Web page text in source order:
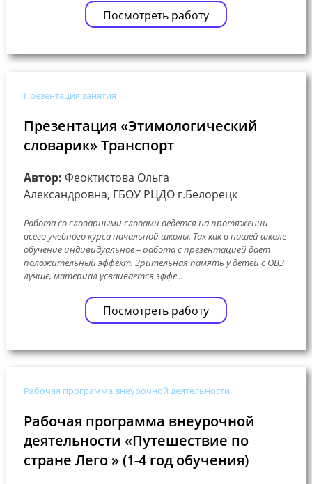
Посмотреть работу
Презентация занятия
Презентация «Этимологический
словарик» Транспорт
Автор: Феоктистова Ольга
Александровна, ГБОУ РЦДО г.Белорецк
Работа со словарными словами ведется на протяжении
всего учебного курса начальной школы. Так как в нашей школе
обучение индивидуальное – работа с презентацией дает
положительный эффект. Зрительная память у детей с ОВЗ
лучше, материал усваивается эффе...
Посмотреть работу
Рабочая программа внеурочной деятельности
Рабочая программа внеурочной
деятельности «Путешествие по
стране Лего » (1-4 год обучения)